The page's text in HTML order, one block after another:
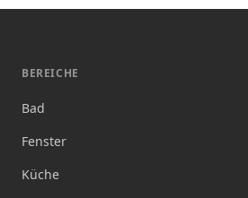
BEREICHE
Bad
Fenster
Küche